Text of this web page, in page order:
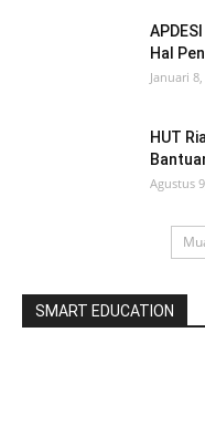
Hal
Januari
HUT
Agustus
SMART EDUCATION